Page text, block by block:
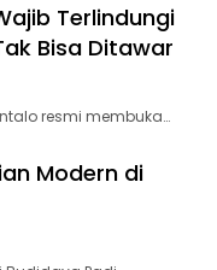
Terlindungi
Bisa Ditawar
resmi membuka…
Modern di